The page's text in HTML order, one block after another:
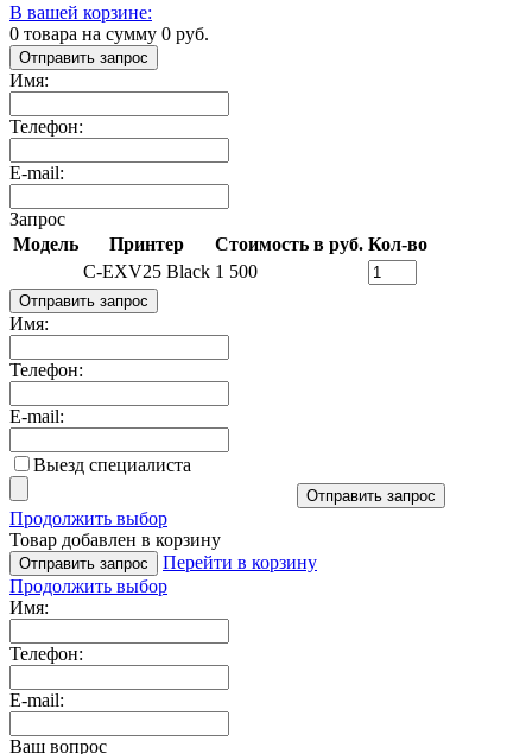
В вашей корзине:
0 товара на сумму 0 руб.
Отправить запрос
Имя:
Телефон:
E-mail:
Запрос
Модель
Принтер Стоимость в руб. Кол-во
C-EXV25 Black 1 500
Отправить запрос
Имя:
Телефон:
E-mail:
Выезд специалиста
Отправить запрос
Продолжить выбор
Товар добавлен в корзину
Отправить запрос
Перейти в корзину
Продолжить выбор
Имя:
Телефон:
E-mail:
Ваш вопрос